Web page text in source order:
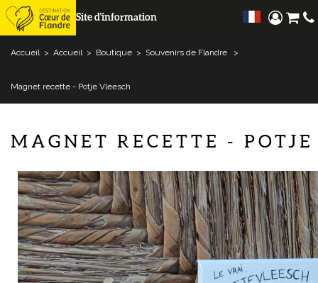
Site d'information
Accueil > Accueil > Boutique > Souvenirs de Flandre >
Magnet recette - Potje Vleesch
MAGNET RECETTE -